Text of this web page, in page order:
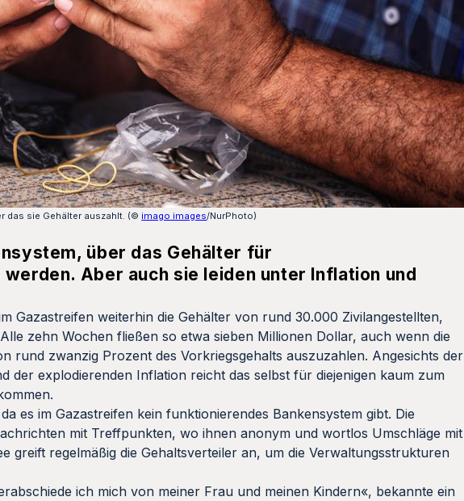
das sie Gehälter auszahlt. (©imago images/NurPhoto)
über das Gehälter für
Aber auch sie leiden unter Inflation und
Gazastreifen weiterhin die Gehälter von rund 30.000 Zivilangestellten,
zehn Wochen fließen so etwa sieben Millionen Dollar, auch wenn die
rund zwanzig Prozent des Vorkriegsgehalts auszuzahlen. Angesichts der
der explodierenden Inflation reicht das selbst für diejenigen kaum zum
es im Gazastreifen kein funktionierendes Bankensystem gibt. Die
mit Treffpunkten, wo ihnen anonym und wortlos Umschläge mit
greift regelmäßig die Gehaltsverteiler an, um die Verwaltungsstrukturen
ich mich von meiner Frau und meinen Kindern«, bekannte ein